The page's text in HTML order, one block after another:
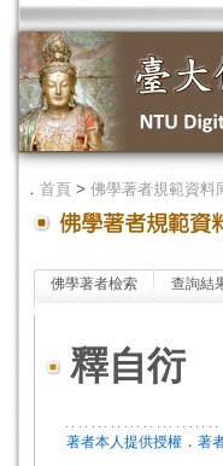
． 首頁 > 佛學著者規範資料
佛學著者檢索 查詢結
釋自衍
著者本人提供授權 ． 著